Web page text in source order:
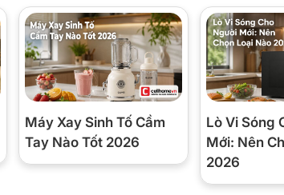
Máy Xay Sinh Tố Cầm
Tay Nào Tốt 2026
Lò Vi Sóng
Mới: Nên
2026